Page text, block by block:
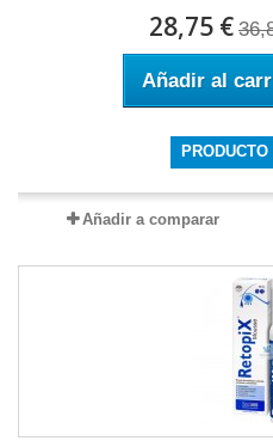
28,75 €
Añadir al
Añadir a comparar